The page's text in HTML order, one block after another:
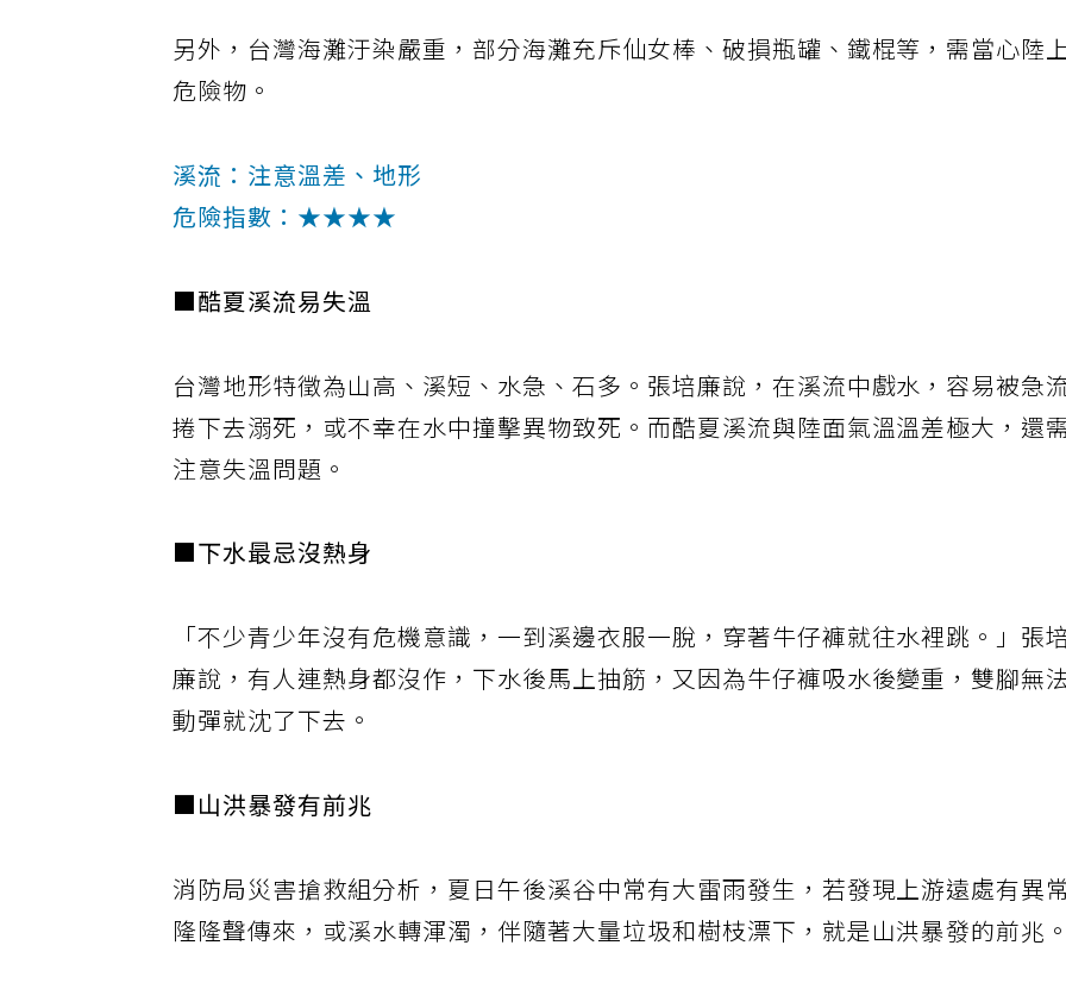
另外，台灣海灘汙染嚴重，部分海灘充斥仙女棒、破損瓶罐、鐵棍等，需當心陸
危險物。
溪流：注意溫差、地形
危險指數：★★★★
■酷夏溪流易失溫
台灣地形特徵為山高、溪短、水急、石多。張培廉說，在溪流中戲水，容易被急
捲下去溺死，或不幸在水中撞擊異物致死。而酷夏溪流與陸面氣溫溫差極大，還需
注意失溫問題。
■下水最忌沒熱身
「不少青少年沒有危機意識，一到溪邊衣服一脫，穿著牛仔褲就往水裡跳。」張培
廉說，有人連熱身都沒作，下水後馬上抽筋，又因為牛仔褲吸水後變重，雙腳無
動彈就沈了下去。
■山洪暴發有前兆
消防局災害搶救組分析，夏日午後溪谷中常有大雷雨發生，若發現上游遠處有異常
隆隆聲傳來，或溪水轉渾濁，伴隨著大量垃圾和樹枝漂下，就是山洪暴發的前兆。